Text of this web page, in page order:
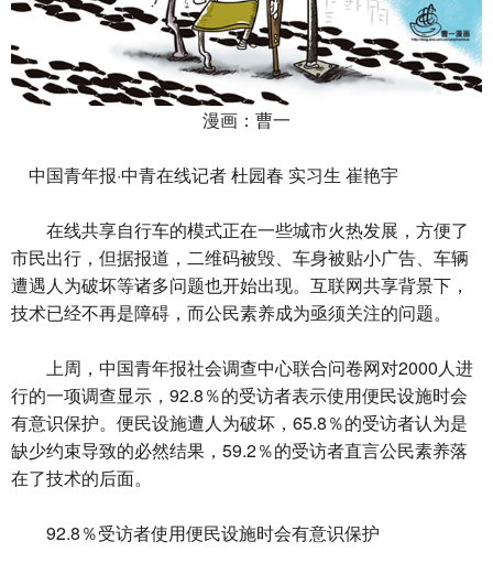
漫画：曹一
中国青年报·中青在线记者 杜园春 实习生 崔艳宇
在线共享自行车的模式正在一些城市火热发展，方便了
市民出行，但据报道，二维码被毁、车身被贴小广告、车辆
遭遇人为破坏等诸多问题也开始出现。互联网共享背景下，
技术已经不再是障碍，而公民素养成为亟须关注的问题。
上周，中国青年报社会调查中心联合问卷网对2000人进
行的一项调查显示，92.8％的受访者表示使用便民设施时会
有意识保护。便民设施遭人为破坏，65.8％的受访者认为是
缺少约束导致的必然结果，59.2％的受访者直言公民素养落
在了技术的后面。
92.8％受访者使用便民设施时会有意识保护